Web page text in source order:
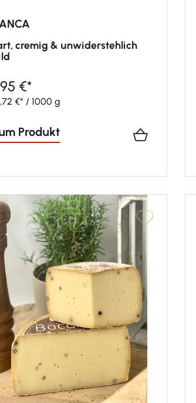
cremig & unwiderstehlich
€*
€* / 1000 g
Produkt